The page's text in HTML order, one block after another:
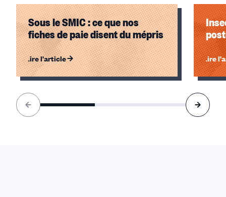
Sous le SMIC : ce que nos
fiches de paie disent du mépris
Lire l'article Lire